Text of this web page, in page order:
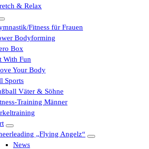
& Relax
Fitness für Frauen
Bodyforming
Box
With Fun
Your Body
Sports
Väter & Söhne
Training Männer
„Flying Angelz“
News